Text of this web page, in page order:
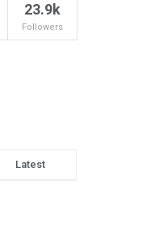
23.9k
Followers
Latest